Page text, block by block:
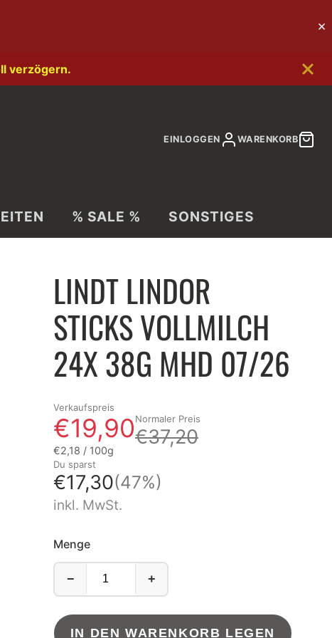
verzögern.
EINLOGGEN WARENKORB
Osterkollektion für unvergessliche Genussmomente.
% SALE % SONSTIGES
LINDT LINDOR
STICKS VOLLMILCH
24X 38G MHD 07/26
Verkaufspreis
€19,90
Grundpreis
€2,18 / pro
100g
Normaler Preis
€37,20
Du sparst
€17,30(47%)
inkl. MwSt.
Menge
− +
IN DEN WARENKORB LEGEN